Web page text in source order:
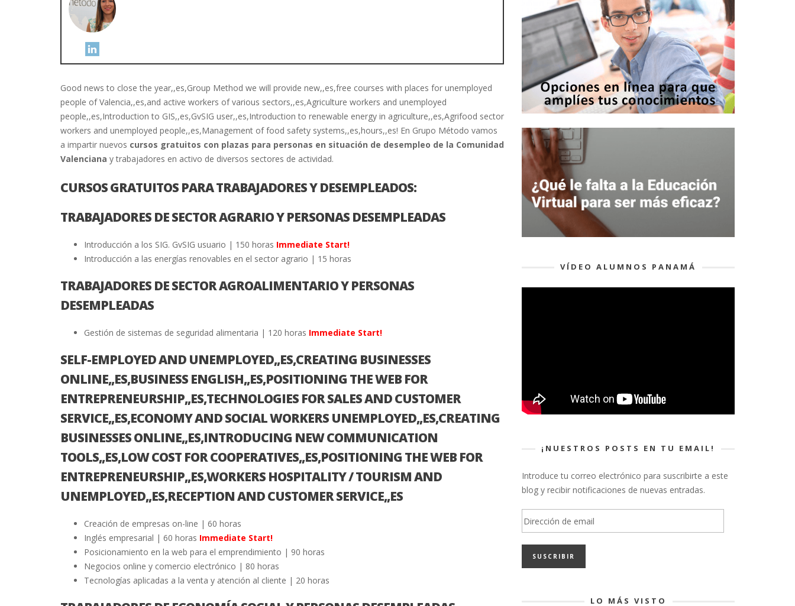
Good news to close the year,,es,Group Method we will provide new,,es,free courses with places for unemployed
people of Valencia,,es,and active workers of various sectors,,es,Agriculture workers and unemployed
people,,es,Introduction to GIS,,es,GvSIG user,,es,Introduction to renewable energy in agriculture,,es,Agrifood sector
workers and unemployed people,,es,Management of food safety systems,,es,hours,,es! En Grupo Método vamos
a impartir nuevos cursos gratuitos con plazas para personas en situación de desempleo de la Comunidad
Valenciana y trabajadores en activo de diversos sectores de actividad.
CURSOS GRATUITOS PARA TRABAJADORES Y DESEMPLEADOS:
TRABAJADORES DE SECTOR AGRARIO Y PERSONAS DESEMPLEADAS
Introducción a los SIG. GvSIG usuario | 150 horas Immediate Start!
Introducción a las energías renovables en el sector agrario | 15 horas
TRABAJADORES DE SECTOR AGROALIMENTARIO Y PERSONAS
DESEMPLEADAS
Gestión de sistemas de seguridad alimentaria | 120 horas Immediate Start!
SELF-EMPLOYED AND UNEMPLOYED,,ES,CREATING BUSINESSES
ONLINE,,ES,BUSINESS ENGLISH,,ES,POSITIONING THE WEB FOR
ENTREPRENEURSHIP,,ES,TECHNOLOGIES FOR SALES AND CUSTOMER
SERVICE,,ES,ECONOMY AND SOCIAL WORKERS UNEMPLOYED,,ES,CREATING
BUSINESSES ONLINE,,ES,INTRODUCING NEW COMMUNICATION
TOOLS,,ES,LOW COST FOR COOPERATIVES,,ES,POSITIONING THE WEB FOR
ENTREPRENEURSHIP,,ES,WORKERS HOSPITALITY / TOURISM AND
UNEMPLOYED,,ES,RECEPTION AND CUSTOMER SERVICE,,ES
Creación de empresas on-line | 60 horas
Inglés empresarial | 60 horas Immediate Start!
Posicionamiento en la web para el emprendimiento | 90 horas
Negocios online y comercio electrónico | 80 horas
Tecnologías aplicadas a la venta y atención al cliente | 20 horas
VÍDEO ALUMNOS PANAMÁ
¡NUESTROS POSTS EN TU EMAIL!
Introduce tu correo electrónico para suscribirte a este
blog y recibir notificaciones de nuevas entradas.
Dirección
de
email
LO MÁS VISTO